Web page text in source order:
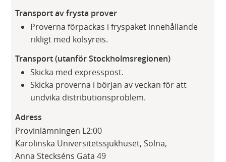
Transport av frysta prover
Proverna förpackas i fryspaket innehållande
rikligt med kolsyreis.
Transport (utanför Stockholmsregionen)
Skicka med expresspost.
Skicka proverna i början av veckan för att
undvika distributionsproblem.
Adress
Provinlämningen L2:00
Karolinska Universitetssjukhuset, Solna,
Anna Steckséns Gata 49